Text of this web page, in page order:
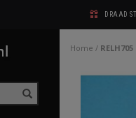
DRAAD
Home /